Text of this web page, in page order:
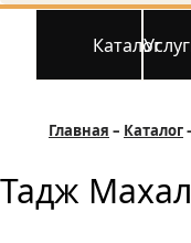
Каталог
Главная Каталог
Тадж Махал